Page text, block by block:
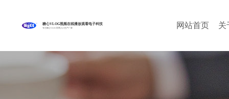
糖心VLOG视频在线播放观看电子科技
专注糖心VLOG官网入口生产厂家 网站首页 关